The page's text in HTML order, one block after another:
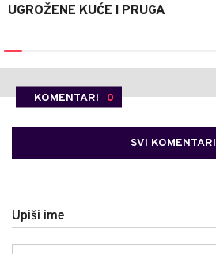
UGROŽENE KUĆE I PRUGA
KOMENTARI 0
SVI KOMENTARI
Upiši ime